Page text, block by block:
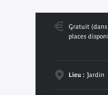
Gratuit
places
Lieu : Jardin